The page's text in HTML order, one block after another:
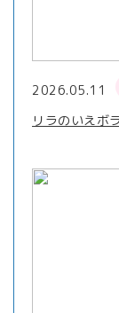
2026.05.11
リラのいえボ